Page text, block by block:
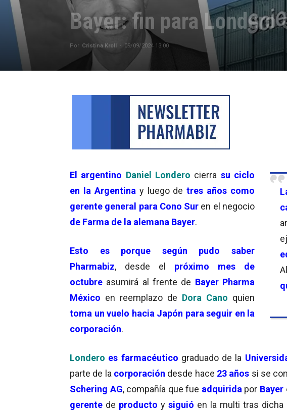
Bayer: fin para Londero
Por Cristina Kroll - 09/09/2024 13:00
El argentino Daniel Londero cierra su ciclo
en la Argentina y luego detres años como
gerente general para Cono Sur en el negocio
de Farma de la alemana Bayer.
Esto es porque según pudo saber
Pharmabiz, desde el próximo mes de
octubre asumirá al frente de Bayer Pharma
México en reemplazo de Dora Cano quien
toma un vuelo hacia Japón para seguir en la
corporación.
Londero es farmacéutico graduado de la
parte de la corporación desde hace 23 años si se
Schering AG, compañía que fue adquirida por Bayer
gerente de producto y siguió en la multi tras dicha